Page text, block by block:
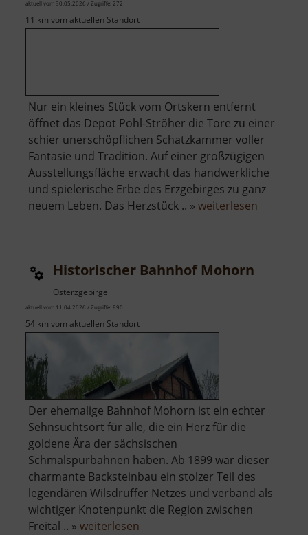
aktuell vom 30.05.2026 / Zugriffe: 272
11 km vom aktuellen Standort
Nur ein kleines Stück vom Ortskern entfernt
öffnet das Depot Pohl-Ströher die Tore zu einer
schier unerschöpflichen Schatzkammer voller
Fantasie und Tradition. Auf einer großzügigen
Ausstellungsfläche erwacht das handwerkliche
und spielerische Erbe des Erzgebirges zu ganz
neuem Leben. Das Herzstück .. » weiterlesen
Historischer Bahnhof Mohorn
Osterzgebirge
aktuell vom 11.04.2026 / Zugriffe: 890
54 km vom aktuellen Standort
Der ehemalige Bahnhof Mohorn ist ein echter
Sehnsuchtsort für alle, die ein Herz für die
goldene Ära der sächsischen
Schmalspurbahnen haben. Ab 1899 war dieser
charmante Backsteinbau ein stolzer Teil des
legendären Wilsdruffer Netzes und verband als
wichtiger Knotenpunkt die Region zwischen
Freital .. » weiterlesen